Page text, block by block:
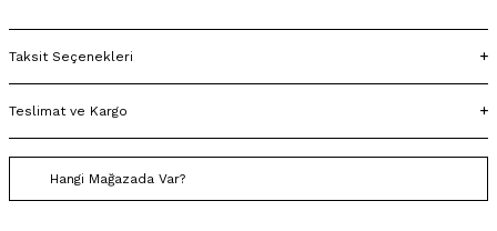
Taksit Seçenekleri
Teslimat ve Kargo
Hangi Mağazada Var?